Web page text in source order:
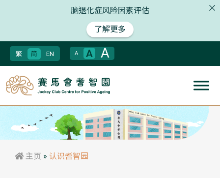
脑退化症风险因素评估
了解更多
繁 简 EN A A A
主页 » 认识耆智园